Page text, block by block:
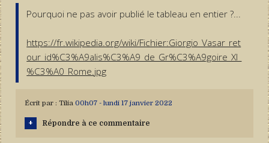
Pourquoi ne pas avoir publié le tableau en entier ?...
https://fr.wikipedia.org/wiki/Fichier:Giorgio_Vasar_ret
our_id%C3%A9alis%C3%A9_de_Gr%C3%A9goire_XI_
%C3%A0_Rome.jpg
Écrit par : Tilia 00h07- lundi 17 janvier 2022
Répondre à ce commentaire